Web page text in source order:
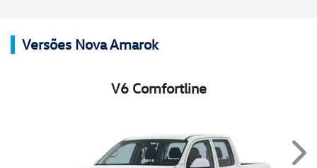
Versões Nova Amarok
V6 Comfortline